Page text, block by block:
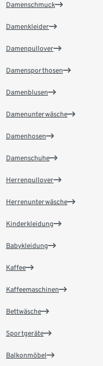
Damenschmuck
Damenkleider
Damenpullover
Damensporthosen
Damenblusen
Damenunterwäsche
Damenhosen
Damenschuhe
Herrenpullover
Herrenunterwäsche
Kinderkleidung
Babykleidung
Kaffee
Kaffeemaschinen
Bettwäsche
Sportgeräte
Balkonmöbel